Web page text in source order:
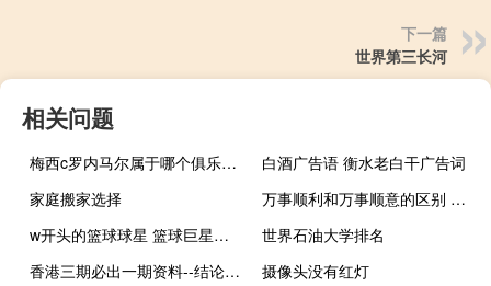
下一篇
世界第三长河
相关问题
梅西c罗内马尔属于哪个俱乐部 内马尔和梅西在一个队吗
白酒广告语 衡水老白干广告词
家庭搬家选择
万事顺利和万事顺意的区别 万事顺意是什么意思
w开头的篮球球星 篮球巨星排名一览表
世界石油大学排名
香港三期必出一期资料--结论释义解释落实--安装版v009.317
摄像头没有红灯